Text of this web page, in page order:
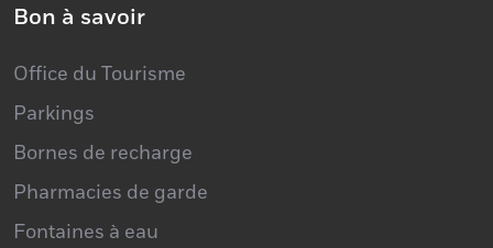
Bon à savoir
Office du Tourisme
Parkings
Bornes de recharge
Pharmacies de garde
Fontaines à eau